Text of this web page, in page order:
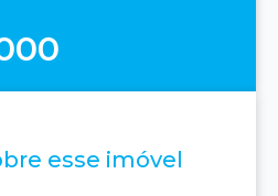
esse imóvel